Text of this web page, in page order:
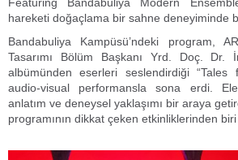
hareketi doğaçlama bir sahne deneyiminde
Bandabuliya Kampüsü’ndeki program,
Tasarımı Bölüm Başkanı Yrd. Doç. Dr.
albümünden eserleri seslendirdiği “Tales
audio-visual performansla sona erdi.
anlatım ve deneysel yaklaşımı bir araya
programının dikkat çeken etkinliklerinden biri